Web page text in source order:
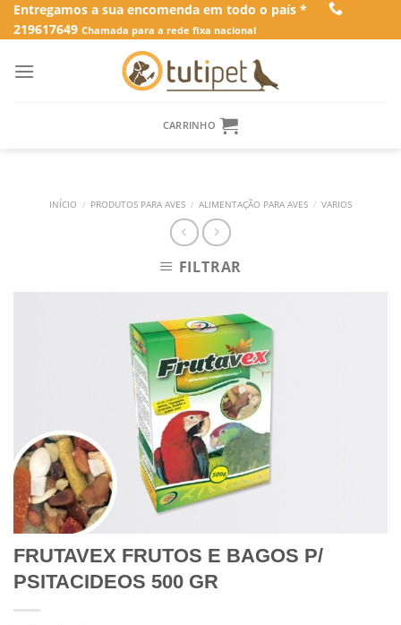
SkipEntregamos a sua encomenda em todo o país *
219617649 Chamada para a rede fixa nacional
CARRINHO
INÍCIO / PRODUTOS PARA AVES / ALIMENTAÇÃO PARA AVES / VARIOS
FILTRAR
FRUTAVEX FRUTOS E BAGOS P/
PSITACIDEOS 500 GR